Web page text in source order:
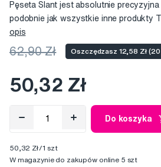
Pęseta Slant jest absolutnie precyzyjna
podobnie jak wszystkie inne produkty
opis
62,90 Zł Oszczędzasz 12,58 Zł
50,32 Zł
Do koszyka
50,32 Zł/1 szt
W magazynie do zakupów online 5 szt